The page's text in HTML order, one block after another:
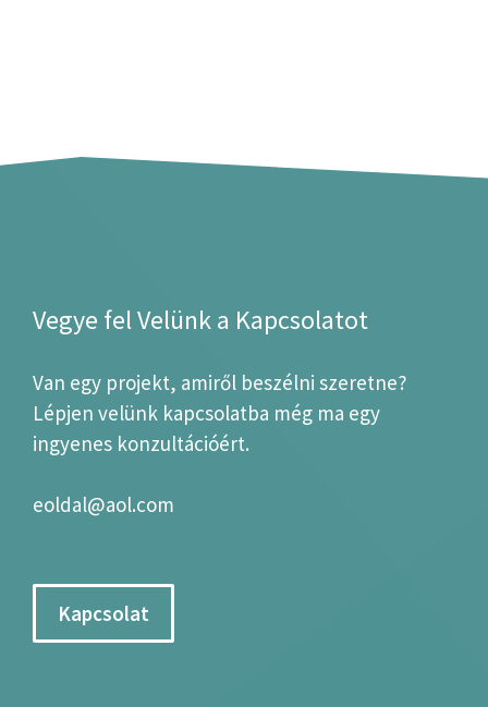
Vegye fel Velünk a Kapcsolatot
Van egy projekt, amiről beszélni szeretne?
Lépjen velünk kapcsolatba még ma egy
ingyenes konzultációért.
eoldal@aol.com
Kapcsolat